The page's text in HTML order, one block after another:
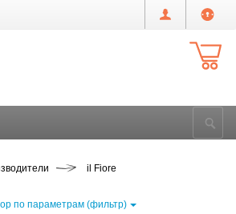
il Fiore
по параметрам (фильтр)